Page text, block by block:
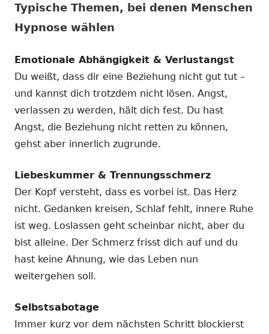
Typische Themen, bei denen Menschen
Hypnose wählen
Emotionale Abhängigkeit & Verlustangst
Du weißt, dass dir eine Beziehung nicht gut tut –
und kannst dich trotzdem nicht lösen. Angst,
verlassen zu werden, hält dich fest. Du hast
Angst, die Beziehung nicht retten zu können,
gehst aber innerlich zugrunde.
Liebeskummer & Trennungsschmerz
Der Kopf versteht, dass es vorbei ist. Das Herz
nicht. Gedanken kreisen, Schlaf fehlt, innere Ruhe
ist weg. Loslassen geht scheinbar nicht, aber du
bist alleine. Der Schmerz frisst dich auf und du
hast keine Ahnung, wie das Leben nun
weitergehen soll.
Selbstsabotage
Immer kurz vor dem nächsten Schritt blockierst